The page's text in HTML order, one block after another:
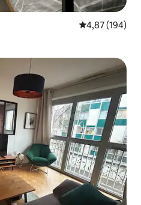
4,87 de uma
4,87 (194)